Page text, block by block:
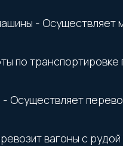
- Осуществляет
по транспортировке
вагоны с